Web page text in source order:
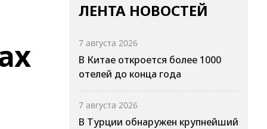
ЛЕНТА НОВОСТЕЙ
7 августа 2026
В Китае откроется более 1000
отелей до конца года
7 августа 2026
В Турции обнаружен крупнейший